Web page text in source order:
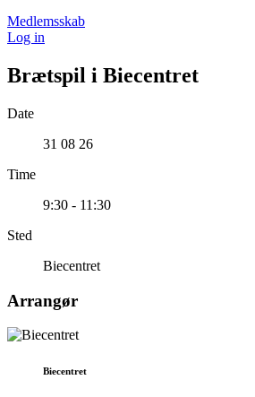
Medlemsskab
Log in
Brætspil i Biecentret
Date
31 08 26
Time
9:30 - 11:30
Sted
Biecentret
Arrangør
Biecentret